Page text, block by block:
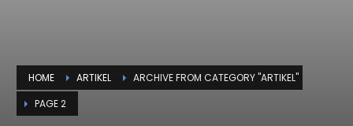
HOME ARTIKEL
ARCHIVE FROM CATEGORY "ARTIKEL"
PAGE 2